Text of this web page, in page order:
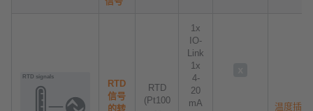
RTD
信号
的转
RTD
(Pt100
1x
IO-
Link
1x
4-
20
mA
温度插头